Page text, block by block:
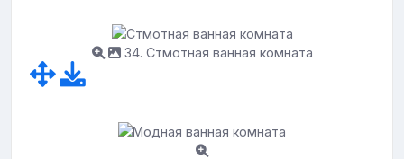
34. Стмотная ванная комната